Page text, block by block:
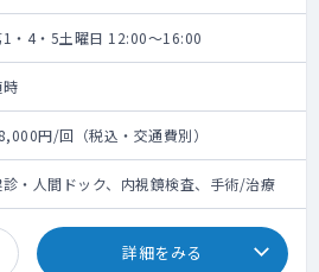
1・4・5土曜日 12:00～16:00
時
円/回（税込・交通費別）
・人間ドック、内視鏡検査、手術/治療
詳細をみる